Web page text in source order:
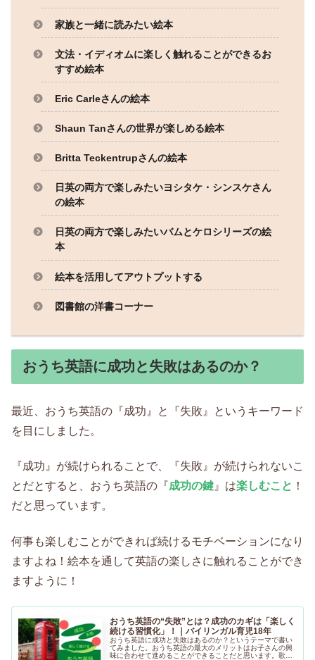
家族と一緒に読みたい絵本
文法・イディオムに楽しく触れることができるお
すすめ絵本
Eric Carleさんの絵本
Shaun Tanさんの世界が楽しめる絵本
Britta Teckentrupさんの絵本
日英の両方で楽しみたいヨシタケ・シンスケさん
の絵本
日英の両方で楽しみたいバムとケロシリーズの絵
本
絵本を活用してアウトプットする
図書館の洋書コーナー
おうち英語に成功と失敗はあるのか？
最近、おうち英語の『成功』と『失敗』というキーワード
を目にしました。
『成功』が続けられることで、『失敗』が続けられないこ
とだとすると、おうち英語の『成功の鍵』は楽しむこと ！
だと思っています。
何事も楽しむことができれば続けるモチベーションになり
ますよね！絵本を通して英語の楽しさに触れることができ
ますように！
おうち英語の“失敗”とは？成功のカギは「楽しく
続ける習慣化」！｜バイリンガル育児18年
おうち英語に成功と失敗はあるのか？というテーマで書い
てみました。おうち英語の最大のメリットはお子さんの興
味に合わせて進めることができることだと思います。歌や